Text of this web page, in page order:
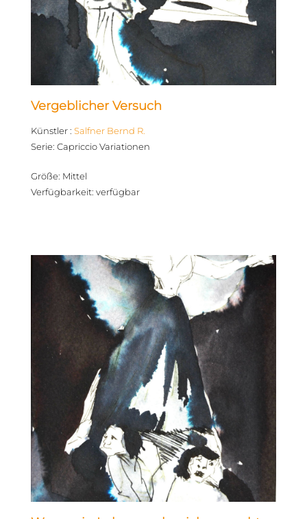
Vergeblicher Versuch
Künstler: Salfner Bernd R.
Serie: Capriccio Variationen
Größe: Mittel
Verfügbarkeit: verfügbar